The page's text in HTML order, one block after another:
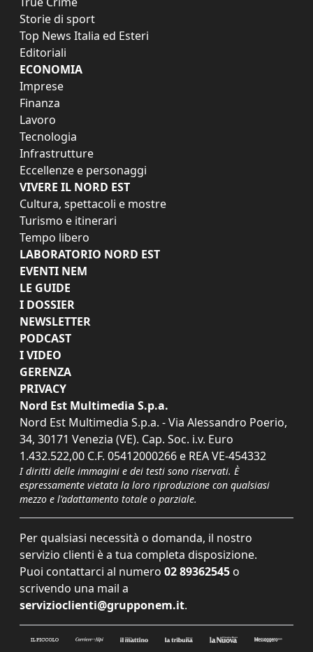
Storie di sport
Top News Italia ed Esteri
Editoriali
ECONOMIA
Imprese
Finanza
Lavoro
Tecnologia
Infrastrutture
Eccellenze e personaggi
VIVERE IL NORD EST
Cultura, spettacoli e mostre
Turismo e itinerari
Tempo libero
LABORATORIO NORD EST
EVENTI NEM
LE GUIDE
I DOSSIER
NEWSLETTER
PODCAST
I VIDEO
GERENZA
PRIVACY
Nord Est Multimedia S.p.a.
Nord Est Multimedia S.p.a. - Via Alessandro Poerio,
34, 30171 Venezia (VE). Cap. Soc. i.v. Euro
1.432.522,00 C.F. 05412000266 e REA VE-454332
I diritti delle immagini e dei testi sono riservati. È
espressamente vietata la loro riproduzione con qualsiasi
mezzo e l'adattamento totale o parziale.
Per qualsiasi necessità o domanda, il nostro
servizio clienti è a tua completa disposizione.
Puoi contattarci al numero 02 89362545 o
scrivendo una mail a
servizioclienti@grupponem.it.